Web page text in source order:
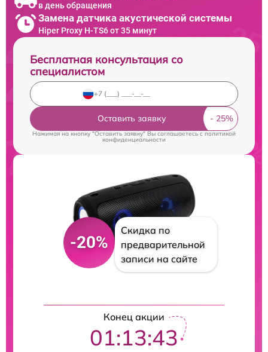
в день обращения
Замена датчика акустической системы
Hiper Proxy H-TS6 от 35 минут
Бесплатная консультация со
специалистом
Оставить заявку
Нажимая на кнопку "Оставить заявку" Вы соглашаетесь cполитикой
конфиденциальности
-20%
Скидка по
предварительной
записи на сайте
Конец акции
01:13:42